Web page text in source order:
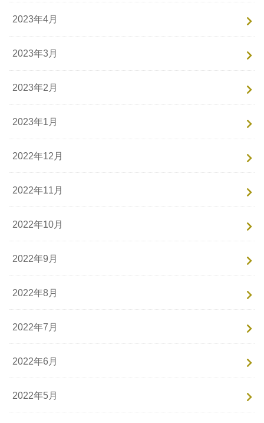
2023年4月
2023年3月
2023年2月
2023年1月
2022年12月
2022年11月
2022年10月
2022年9月
2022年8月
2022年7月
2022年6月
2022年5月